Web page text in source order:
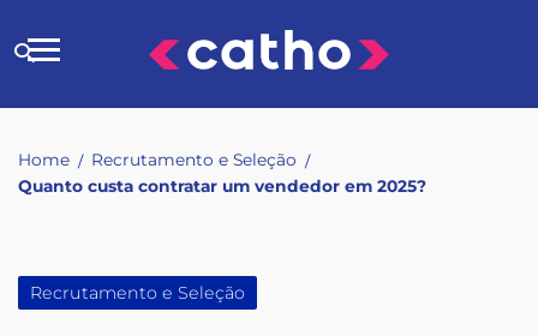
to
Buscar
Home / Recrutamento e Seleção /
Quanto custa contratar um vendedor em 2025?
Recrutamento e Seleção